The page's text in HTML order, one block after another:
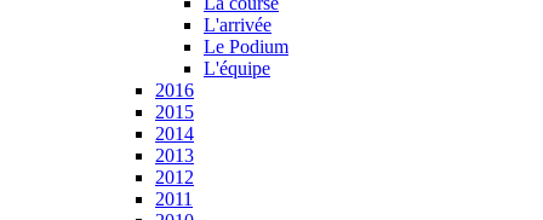
L'arrivée
Le Podium
L'équipe
2016
2015
2014
2013
2012
2011